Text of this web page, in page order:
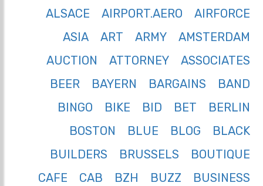
AIRFORCE
AIRPORT.AERO
ALSACE
AMSTERDAM
ARMY
ART
ASIA
ASSOCIATES
ATTORNEY
AUCTION
BAND
BARGAINS
BAYERN
BEER
BERLIN
BET
BID
BIKE
BINGO
BLACK
BLOG
BLUE
BOSTON
BOUTIQUE
BRUSSELS
BUILDERS
BUSINESS
BUZZ
BZH
CAB
CAFE